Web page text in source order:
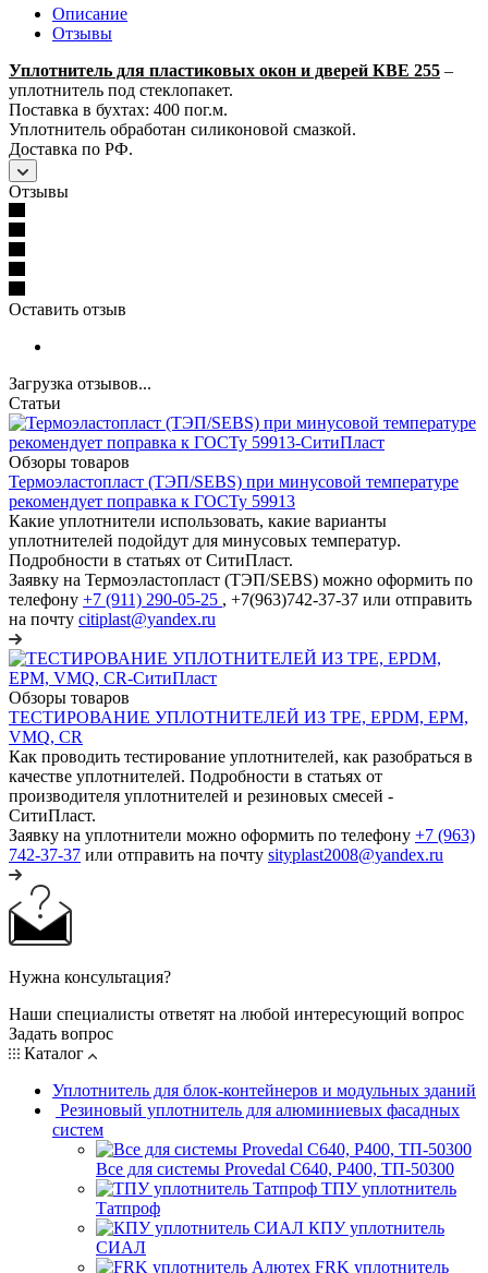
Описание
Отзывы
Уплотнитель для пластиковых окон и дверей КВЕ 255 –
уплотнитель под стеклопакет.
Поставка в бухтах: 400 пог.м.
Уплотнитель обработан силиконовой смазкой.
Доставка по РФ.
Отзывы
Оставить отзыв
Загрузка отзывов...
Статьи
Обзоры товаров
Термоэластопласт (ТЭП/SEBS) при минусовой температуре
рекомендует поправка к ГОСТу 59913
Какие уплотнители использовать, какие варианты
уплотнителей подойдут для минусовых температур.
Подробности в статьях от СитиПласт.
Заявку на Термоэластопласт (ТЭП/SEBS) можно оформить по
телефону +7 (911) 290-05-25 , +7(963)742-37-37 или отправить
на почту citiplast@yandex.ru
Обзоры товаров
ТЕСТИРОВАНИЕ УПЛОТНИТЕЛЕЙ ИЗ TPE, EPDM, EPM,
VMQ, CR
Как проводить тестирование уплотнителей, как разобраться в
качестве уплотнителей. Подробности в статьях от
производителя уплотнителей и резиновых смесей -
СитиПласт.
Заявку на уплотнители можно оформить по телефону +7 (963)
742-37-37 или отправить на почту sityplast2008@yandex.ru
Нужна консультация?
Наши специалисты ответят на любой интересующий вопрос
Задать вопрос
Каталог
Уплотнитель для блок-контейнеров и модульных зданий
Резиновый уплотнитель для алюминиевых фасадных
систем
Все для системы Provedal С640, Р400, ТП-50300
ТПУ уплотнитель
Татпроф
КПУ уплотнитель
СИАЛ
FRK уплотнитель